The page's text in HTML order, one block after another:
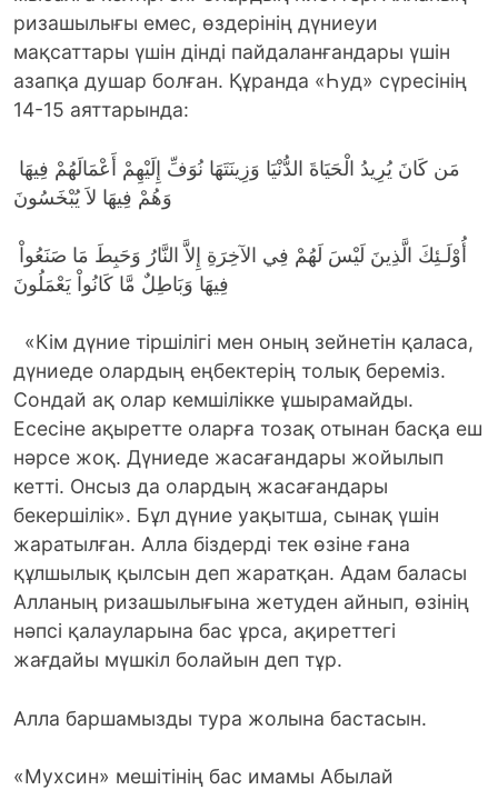
ризашылығы емес, өздерінің дүниеуи
мақсаттары үшін дінді пайдаланғандары үшін
азапқа душар болған. Құранда «Һуд» сүресінің
14-15 аяттарында:
وَهُمْ فِيهَا لاَ يُبْخَسُونَ
«Кім дүние тіршілігі мен оның зейнетін қаласа,
дүниеде олардың еңбектерің толық береміз.
Сондай ақ олар кемшілікке ұшырамайды.
Есесіне ақыретте оларға тозақ отынан басқа еш
нәрсе жоқ. Дүниеде жасағандары жойылып
кетті. Онсыз да олардың жасағандары
бекершілік». Бұл дүние уақытша, сынақ үшін
жаратылған. Алла біздерді тек өзіне ғана
құлшылық қылсын деп жаратқан. Адам баласы
Алланың ризашылығына жетуден айнып, өзінің
нәпсі қалауларына бас ұрса, ақиреттегі
жағдайы мүшкіл болайын деп тұр.
Алла баршамызды тура жолына бастасын.
«Мухсин» мешітінің бас имамы Абылай